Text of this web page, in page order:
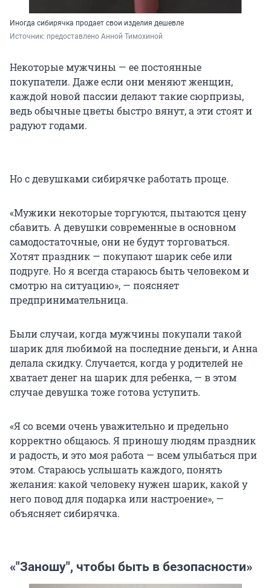
Иногда сибирячка продает свои изделия дешевле
Источник: предоставлено Анной Тимохиной
Некоторые мужчины — ее постоянные
покупатели. Даже если они меняют женщин,
каждой новой пассии делают такие сюрпризы,
ведь обычные цветы быстро вянут, а эти стоят и
радуют годами.
Но с девушками сибирячке работать проще.
«Мужики некоторые торгуются, пытаются цену
сбавить. А девушки современные в основном
самодостаточные, они не будут торговаться.
Хотят праздник — покупают шарик себе или
подруге. Но я всегда стараюсь быть человеком и
смотрю на ситуацию», — поясняет
предпринимательница.
Были случаи, когда мужчины покупали такой
шарик для любимой на последние деньги, и Анна
делала скидку. Случается, когда у родителей не
хватает денег на шарик для ребенка, — в этом
случае девушка тоже готова уступить.
«Я со всеми очень уважительно и предельно
корректно общаюсь. Я приношу людям праздник
и радость, и это моя работа — всем улыбаться при
этом. Стараюсь услышать каждого, понять
желания: какой человеку нужен шарик, какой у
него повод для подарка или настроение», —
объясняет сибирячка.
«"Заношу", чтобы быть в безопасности»